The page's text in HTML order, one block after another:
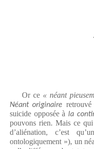
Or ce « néant
Néant originaire
suicide opposée à la
pouvons rien. Mais ce
d’aliénation, c’est
ontologiquement »), un